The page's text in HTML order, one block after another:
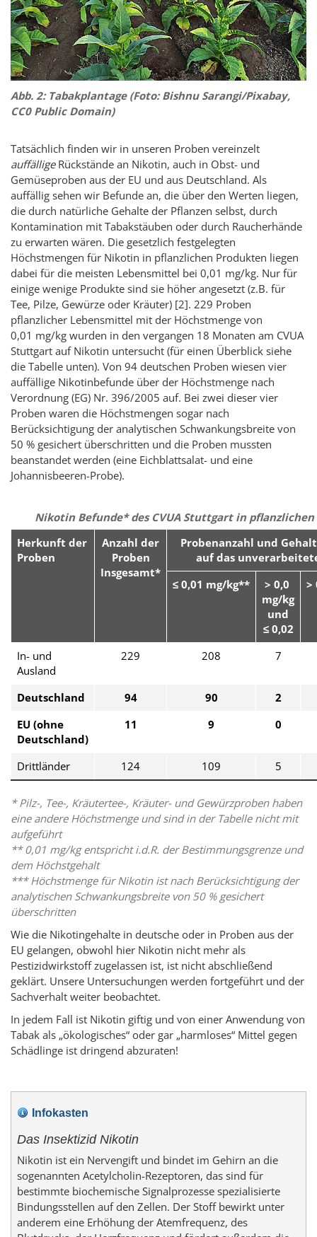
Abb. 2: Tabakplantage (Foto: Bishnu Sarangi/Pixabay,
CC0 Public Domain)
Tatsächlich finden wir in unseren Proben vereinzelt
auffälligeRückstände an Nikotin, auch in Obst- und
Gemüseproben aus der EU und aus Deutschland. Als
auffällig sehen wir Befunde an, die über den Werten liegen,
die durch natürliche Gehalte der Pflanzen selbst, durch
Kontamination mit Tabakstäuben oder durch Raucherhände
zu erwarten wären. Die gesetzlich festgelegten
Höchstmengen für Nikotin in pflanzlichen Produkten liegen
dabei für die meisten Lebensmittel bei 0,01 mg/kg. Nur für
einige wenige Produkte sind sie höher angesetzt (z.B. für
Tee, Pilze, Gewürze oder Kräuter) [2]. 229 Proben
pflanzlicher Lebensmittel mit der Höchstmenge von
0,01 mg/kg wurden in den vergangen 18 Monaten am CVUA
Stuttgart auf Nikotin untersucht (für einen Überblick siehe
die Tabelle unten). Von 94 deutschen Proben wiesen vier
auffällige Nikotinbefunde über der Höchstmenge nach
Verordnung (EG) Nr. 396/2005 auf. Bei zwei dieser vier
Proben waren die Höchstmengen sogar nach
Berücksichtigung der analytischen Schwankungsbreite von
50 % gesichert überschritten und die Proben mussten
beanstandet werden (eine Eichblattsalat- und eine
Johannisbeeren-Probe).
Nikotin Befunde* des CVUA Stuttgart in
Herkunft der
Proben
Anzahl der
Proben
Insgesamt*
Probenanzahl und
auf das
≤ 0,01 mg/kg**
> 0,0
mg/kg
und
≤ 0,02
>
In- und
Ausland
229 208 7
Deutschland 94 90
2
EU (ohne
Deutschland)
11 9 0
Drittländer 124 109 5
* Pilz-, Tee-, Kräutertee-, Kräuter- und Gewürzproben haben
eine andere Höchstmenge und sind in der Tabelle nicht mit
aufgeführt
** 0,01 mg/kg entspricht i.d.R. der Bestimmungsgrenze und
dem Höchstgehalt
*** Höchstmenge für Nikotin ist nach Berücksichtigung der
analytischen Schwankungsbreite von 50 % gesichert
überschritten
Wie die Nikotingehalte in deutsche oder in Proben aus der
EU gelangen, obwohl hier Nikotin nicht mehr als
Pestizidwirkstoff zugelassen ist, ist nicht abschließend
geklärt. Unsere Untersuchungen werden fortgeführt und der
Sachverhalt weiter beobachtet.
In jedem Fall ist Nikotin giftig und von einer Anwendung von
Tabak als „ökologisches“ oder gar „harmloses“ Mittel gegen
Schädlinge ist dringend abzuraten!
Infokasten
Das Insektizid Nikotin
Nikotin ist ein Nervengift und bindet im Gehirn an die
sogenannten Acetylcholin-Rezeptoren, das sind für
bestimmte biochemische Signalprozesse spezialisierte
Bindungsstellen auf den Zellen. Der Stoff bewirkt unter
anderem eine Erhöhung der Atemfrequenz, des